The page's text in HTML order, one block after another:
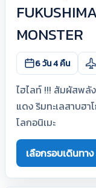
MONSTER
6 วัน 4 คืน
ไฮไลท์ !!! สัมผัสพลัง
แดง ริมทะเลสาบฮา
โลกอนิเมะ
เลือกรอบเดินทาง